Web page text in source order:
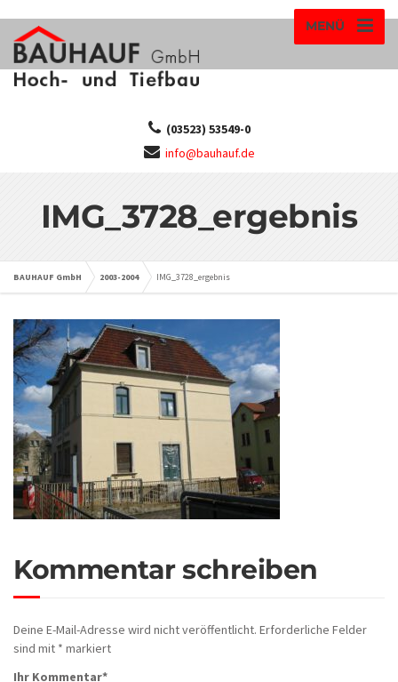
MENÜ
(03523) 53549-0
info@bauhauf.de
IMG_3728_ergebnis
BAUHAUF GmbH 2003-2004 IMG_3728_ergebnis
Kommentar schreiben
Deine E-Mail-Adresse wird nicht veröffentlicht. Erforderliche Felder
sind mit * markiert
Ihr Kommentar*